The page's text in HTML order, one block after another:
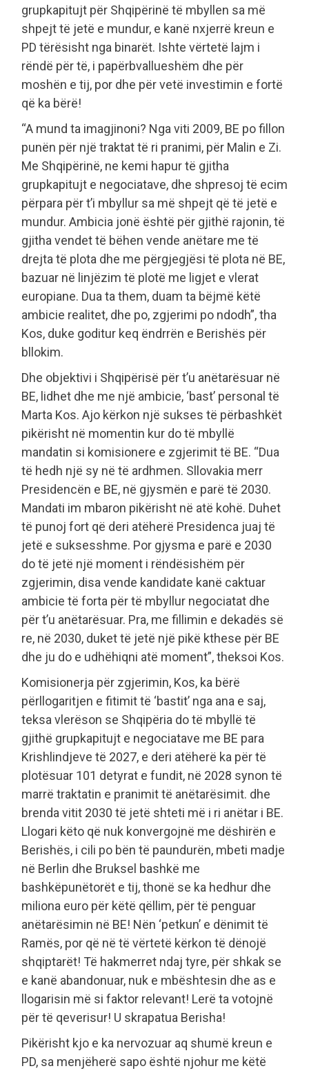
grupkapitujt për Shqipërinë të mbyllen sa më
shpejt të jetë e mundur, e kanë nxjerrë kreun e
PD tërësisht nga binarët. Ishte vërtetë lajm i
rëndë për të, i papërbvallueshëm dhe për
moshën e tij, por dhe për vetë investimin e fortë
që ka bërë!
“A mund ta imagjinoni? Nga viti 2009, BE po fillon
punën për një traktat të ri pranimi, për Malin e Zi.
Me Shqipërinë, ne kemi hapur të gjitha
grupkapitujt e negociatave, dhe shpresoj të ecim
përpara për t’i mbyllur sa më shpejt që të jetë e
mundur. Ambicia jonë është për gjithë rajonin, të
gjitha vendet të bëhen vende anëtare me të
drejta të plota dhe me përgjegjësi të plota në BE,
bazuar në linjëzim të plotë me ligjet e vlerat
europiane. Dua ta them, duam ta bëjmë këtë
ambicie realitet, dhe po, zgjerimi po ndodh”, tha
Kos, duke goditur keq ëndrrën e Berishës për
bllokim.
Dhe objektivi i Shqipërisë për t’u anëtarësuar në
BE, lidhet dhe me një ambicie, ‘bast’ personal të
Marta Kos. Ajo kërkon një sukses të përbashkët
pikërisht në momentin kur do të mbyllë
mandatin si komisionere e zgjerimit të BE. “Dua
të hedh një sy në të ardhmen. Sllovakia merr
Presidencën e BE, në gjysmën e parë të 2030.
Mandati im mbaron pikërisht në atë kohë. Duhet
të punoj fort që deri atëherë Presidenca juaj të
jetë e suksesshme. Por gjysma e parë e 2030
do të jetë një moment i rëndësishëm për
zgjerimin, disa vende kandidate kanë caktuar
ambicie të forta për të mbyllur negociatat dhe
për t’u anëtarësuar. Pra, me fillimin e dekadës së
re, në 2030, duket të jetë një pikë kthese për BE
dhe ju do e udhëhiqni atë moment”, theksoi Kos.
Komisionerja për zgjerimin, Kos, ka bërë
përllogaritjen e fitimit të ‘bastit’ nga ana e saj,
teksa vlerëson se Shqipëria do të mbyllë të
gjithë grupkapitujt e negociatave me BE para
Krishlindjeve të 2027, e deri atëherë ka për të
plotësuar 101 detyrat e fundit, në 2028 synon të
marrë traktatin e pranimit të anëtarësimit. dhe
brenda vitit 2030 të jetë shteti më i ri anëtar i BE.
Llogari këto që nuk konvergojnë me dëshirën e
Berishës, i cili po bën të paundurën, mbeti madje
në Berlin dhe Bruksel bashkë me
bashkëpunëtorët e tij, thonë se ka hedhur dhe
miliona euro për këtë qëllim, për të penguar
anëtarësimin në BE! Nën ‘petkun’ e dënimit të
Ramës, por që në të vërtetë kërkon të dënojë
shqiptarët! Të hakmerret ndaj tyre, për shkak se
e kanë abandonuar, nuk e mbështesin dhe as e
llogarisin më si faktor relevant! Lerë ta votojnë
për të qeverisur! U skrapatua Berisha!
Pikërisht kjo e ka nervozuar aq shumë kreun e
PD, sa menjëherë sapo është njohur me këtë